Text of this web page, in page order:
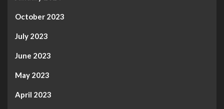
October 2023
July 2023
June 2023
May 2023
April 2023